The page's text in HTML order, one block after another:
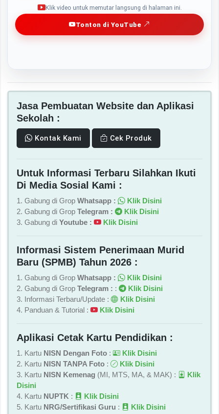
Klik video untuk memutar langsung di halaman ini.
Tonton di YouTube
Jasa Pembuatan Website dan Aplikasi
Sekolah :
Kontak Kami Cek Produk
Untuk Informasi Terbaru Silahkan Ikuti
Di Media Sosial Kami :
1. Gabung di Grop Whatsapp :
Klik Disini
2. Gabung di Grop Telegram :
Klik Disini
3. Gabung di Youtube : Klik Disini
Informasi Sistem Penerimaan Murid
Baru (SPMB) Tahun 2026 :
1. Gabung di Grop Whatsapp :
Klik Disini
2. Gabung di Grop Telegram : :
Klik Disini
3. Informasi Terbaru/Update :
Klik Disini
4. Panduan & Tutorial :
Klik Disini
Aplikasi Cetak Kartu Pendidikan :
1. Kartu NISN Dengan Foto :
Klik Disini
2. Kartu NISN TANPA Foto :
Klik Disini
3. Kartu NISN Kemenag (MI, MTS, MA, & MAK) :
Klik
Disini
4. Kartu NUPTK :
Klik Disini
5. Kartu NRG/Sertifikasi Guru : Klik Disini